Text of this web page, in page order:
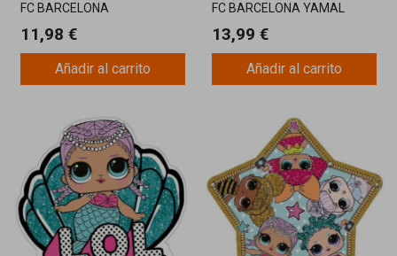
FC BARCELONA
11,98 €
Añadir al carrito
FC BARCELONA YAMAL
13,99 €
Añadir al carrito